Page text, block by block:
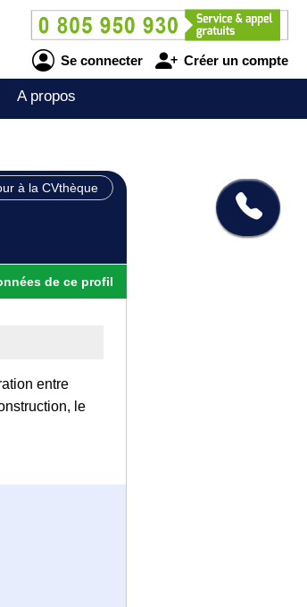
Se connecter Créer un compte
A propos
à la CVthèque
de ce profil
entre
le